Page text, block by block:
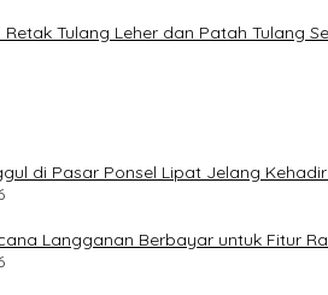
Retak Tulang Leher dan Patah Tulang
di Pasar Ponsel Lipat Jelang
Langganan Berbayar untuk Fitur